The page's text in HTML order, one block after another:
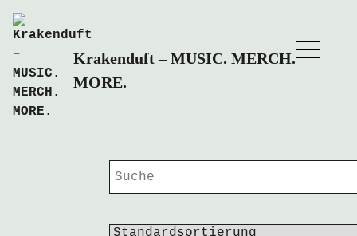
Skip
to
Krakenduft – MUSIC. MERCH.
MORE.